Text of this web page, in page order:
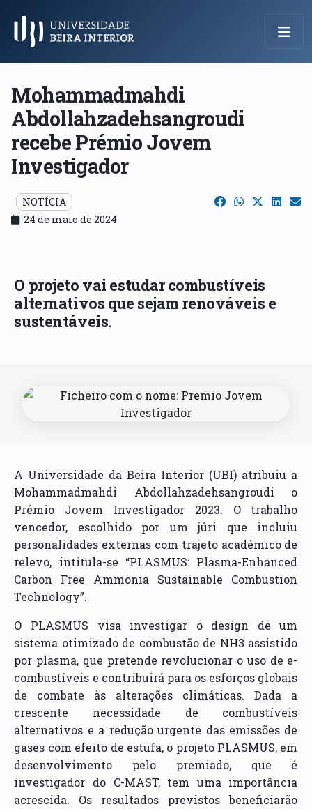
Menu Principal
Mohammadmahdi
Abdollahzadehsangroudi
recebe Prémio Jovem
Investigador
NOTÍCIA
24 de maio de 2024
O projeto vai estudar combustíveis
alternativos que sejam renováveis e
sustentáveis.
A Universidade da Beira Interior (UBI) atribuiu a
Mohammadmahdi Abdollahzadehsangroudi o
Prémio Jovem Investigador 2023. O trabalho
vencedor, escolhido por um júri que incluiu
personalidades externas com trajeto académico de
relevo, intitula-se “PLASMUS: Plasma-Enhanced
Carbon Free Ammonia Sustainable Combustion
Technology”.
O PLASMUS visa investigar o design de um
sistema otimizado de combustão de NH3 assistido
por plasma, que pretende revolucionar o uso de e-
combustíveis e contribuirá para os esforços globais
de combate às alterações climáticas. Dada a
crescente necessidade de combustíveis
alternativos e a redução urgente das emissões de
gases com efeito de estufa, o projeto PLASMUS, em
desenvolvimento pelo premiado, que é
investigador do C-MAST, tem uma importância
acrescida. Os resultados previstos beneficiarão